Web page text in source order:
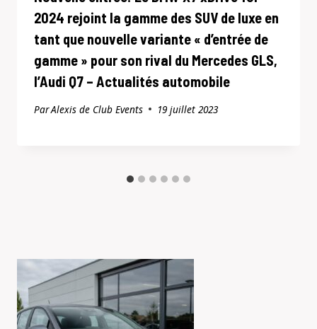
2024 rejoint la gamme des SUV de luxe en
tant que nouvelle variante « d’entrée de
gamme » pour son rival du Mercedes GLS,
l’Audi Q7 – Actualités automobile
ParAlexis de Club Events 19 juillet 2023